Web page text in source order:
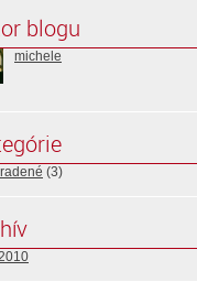
blogu
michele
(3)